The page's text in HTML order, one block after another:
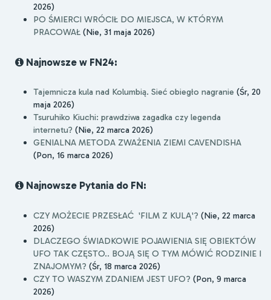
2026)
PO ŚMIERCI WRÓCIŁ DO MIEJSCA, W KTÓRYM
PRACOWAŁ (Nie, 31 maja 2026)
Najnowsze w FN24:
Tajemnicza kula nad Kolumbią. Sieć obiegło nagranie (Śr, 20
maja 2026)
Tsuruhiko Kiuchi: prawdziwa zagadka czy legenda
internetu? (Nie, 22 marca 2026)
GENIALNA METODA ZWAŻENIA ZIEMI CAVENDISHA
(Pon, 16 marca 2026)
Najnowsze Pytania do FN:
CZY MOŻECIE PRZESŁAĆ 'FILM Z KULĄ'? (Nie, 22 marca
2026)
DLACZEGO ŚWIADKOWIE POJAWIENIA SIĘ OBIEKTÓW
UFO TAK CZĘSTO.. BOJĄ SIĘ O TYM MÓWIĆ RODZINIE I
ZNAJOMYM? (Śr, 18 marca 2026)
CZY TO WASZYM ZDANIEM JEST UFO? (Pon, 9 marca
2026)